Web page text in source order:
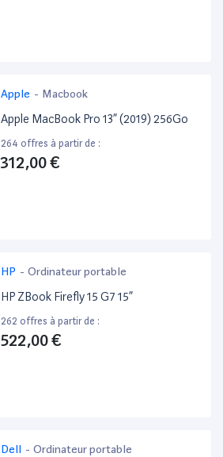
Apple - Macbook
Apple MacBook Pro 13” (2019) 256Go
264 offres à partir de :
312,00 €
HP - Ordinateur portable
HP ZBook Firefly 15 G7 15”
262 offres à partir de :
522,00 €
Dell - Ordinateur portable